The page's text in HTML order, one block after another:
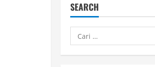
SEARCH
Cari
untuk: